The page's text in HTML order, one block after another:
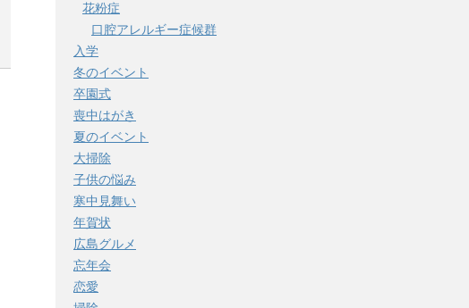
花粉症
口腔アレルギー症候群
入学
冬のイベント
卒園式
喪中はがき
夏のイベント
大掃除
子供の悩み
寒中見舞い
年賀状
広島グルメ
忘年会
恋愛